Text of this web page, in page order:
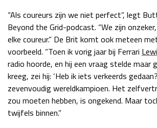
Kwalificatie
Race
“Als coureurs zijn we niet perfect”, legt
Beyond the Grid-podcast. “We zijn
elke coureur.” De Brit komt ook meteen
voorbeeld. “Toen ik vorig jaar bij Ferrari
radio hoorde, en hij een vraag stelde maar
kreeg, zei hij: ‘Heb ik iets verkeerds
zevenvoudig wereldkampioen. Het
zou moeten hebben, is ongekend. Maar
twijfels binnen.”